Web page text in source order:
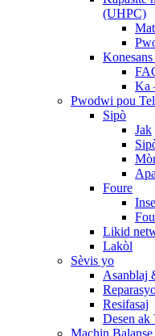
(UHPC)
Ka
Pwodwi pou
Sipò
Jak
Foure
Likid
Lakòl
Sèvis yo
Asanblaj
Resifasaj
Desen ak
Machin Balanse